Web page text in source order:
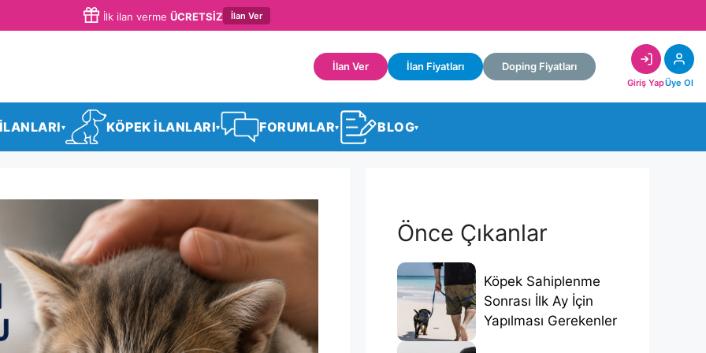
İlk ilan verme ÜCRETSİZ İlan Ver
İlan Ver İlan Fiyatları Doping Fiyatları
Giriş YapÜye Ol
▾ KÖPEK İLANLARI▾ FORUMLAR▾ BLOG▾
Önce Çıkanlar
Köpek Sahiplenme
Sonrası İlk Ay İçin
Yapılması Gerekenler